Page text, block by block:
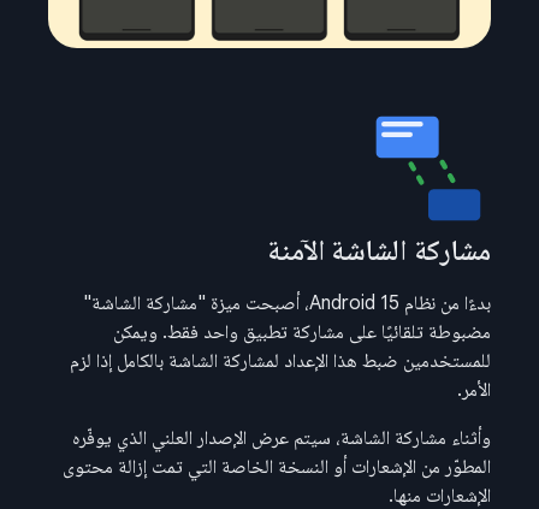
مشاركة الشاشة الآمنة
بدءًا من نظام Android 15، أصبحت ميزة "مشاركة الشاشة"
مضبوطة تلقائيًا على مشاركة تطبيق واحد فقط. ويمكن
للمستخدمين ضبط هذا الإعداد لمشاركة الشاشة بالكامل إذا لزم
الأمر.
وأثناء مشاركة الشاشة، سيتم عرض الإصدار العلني الذي يوفّره
المطوّر من الإشعارات أو النسخة الخاصة التي تمت إزالة محتوى
الإشعارات منها.